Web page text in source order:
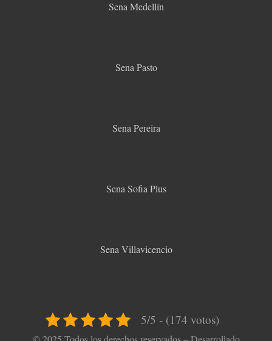
Sena Medellín
Sena Pasto
Sena Pereira
Sena Sofia Plus
Sena Villavicencio
5/5 - (174 votos)